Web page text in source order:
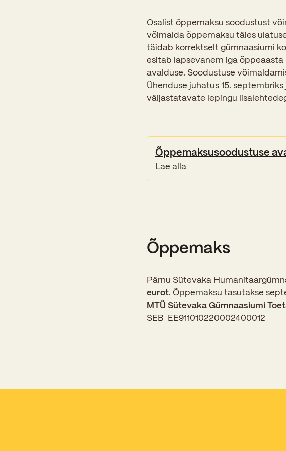
Osalist õppemaksu soodustust
võimalda õppemaksu täies
täidab korrektselt gümnaasiumi
esitab lapsevanem iga
avalduse. Soodustuse
Ühenduse juhatus 15.
väljastatavate lepingu
Õppemaksusoodustuse
Lae alla
Õppemaks
Pärnu Sütevaka
eurot. Õppemaksu tasutakse
MTÜ Sütevaka Gümnaasiumi
SEB EE911010220002400012